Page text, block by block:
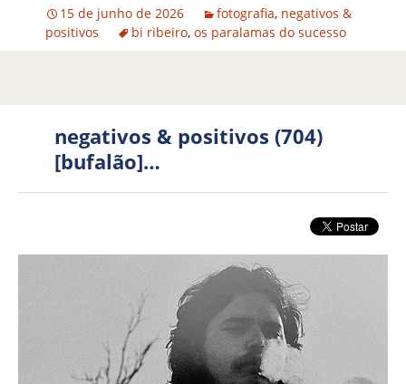
15 de junho de 2026 fotografia, negativos &
positivos
bi ribeiro, os paralamas do sucesso
negativos & positivos (704)
[bufalão]…